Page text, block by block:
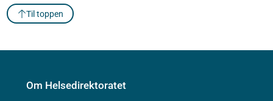
Til toppen
Om Helsedirektoratet